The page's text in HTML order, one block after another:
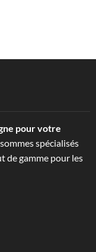
pour votre
spécialisés
de gamme pour les